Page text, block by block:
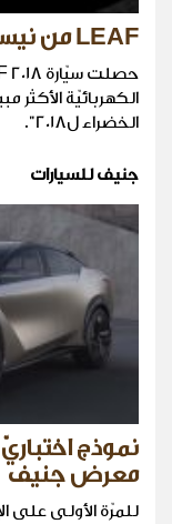
LEAF من نيسان "سيّارة العالم الخضراء"
الكهربائيّة الأكثر
الخضراء ل2018".
جنيف للسيارات
معرض جنيف
للمرّة الأولى على